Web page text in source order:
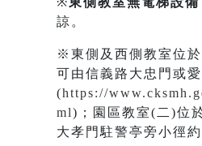
諒。
※東側及西側教室位
可由信義路大忠門或
(https://
ml)；園區教室(二)位
大孝門駐警亭旁小徑